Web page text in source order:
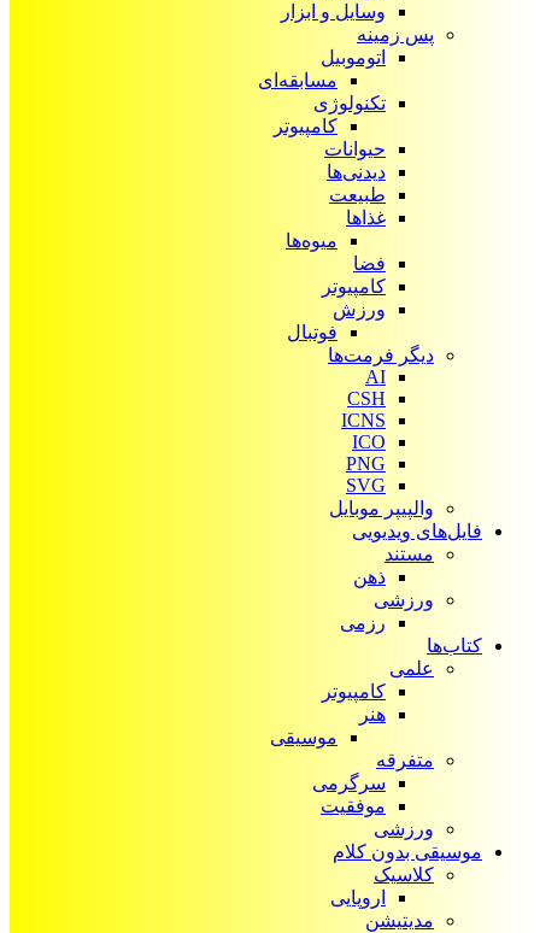
وسایل و ابزار
پس زمینه
اتوموبیل
مسابقه‌ای
تکنولوژی
کامپیوتر
حیوانات
دیدنی‌ها
طبیعت
غذاها
میوه‌ها
فضا
کامپیوتر
ورزش
فوتبال
دیگر فرمت‌ها
AI
CSH
ICNS
ICO
PNG
SVG
والپیپر موبایل
فایل‌های ویدیویی
مستند
ذهن
ورزشی
رزمی
کتاب‌ها
علمی
کامپیوتر
هنر
موسیقی
متفرقه
سرگرمی
موفقیت
ورزشی
موسیقی بدون کلام
کلاسیک
اروپایی
مدیتیشن